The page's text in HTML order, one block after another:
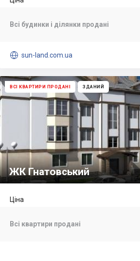
Всі будинки і ділянки продані
 sun-land.com.ua
ВСІ КВАРТИРИ ПРОДАНІ ЗДАНИЙ
ЖК Гнатовський
Ціна
Всі квартири продані